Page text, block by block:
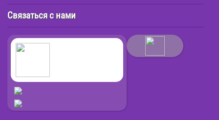
Связаться с нами